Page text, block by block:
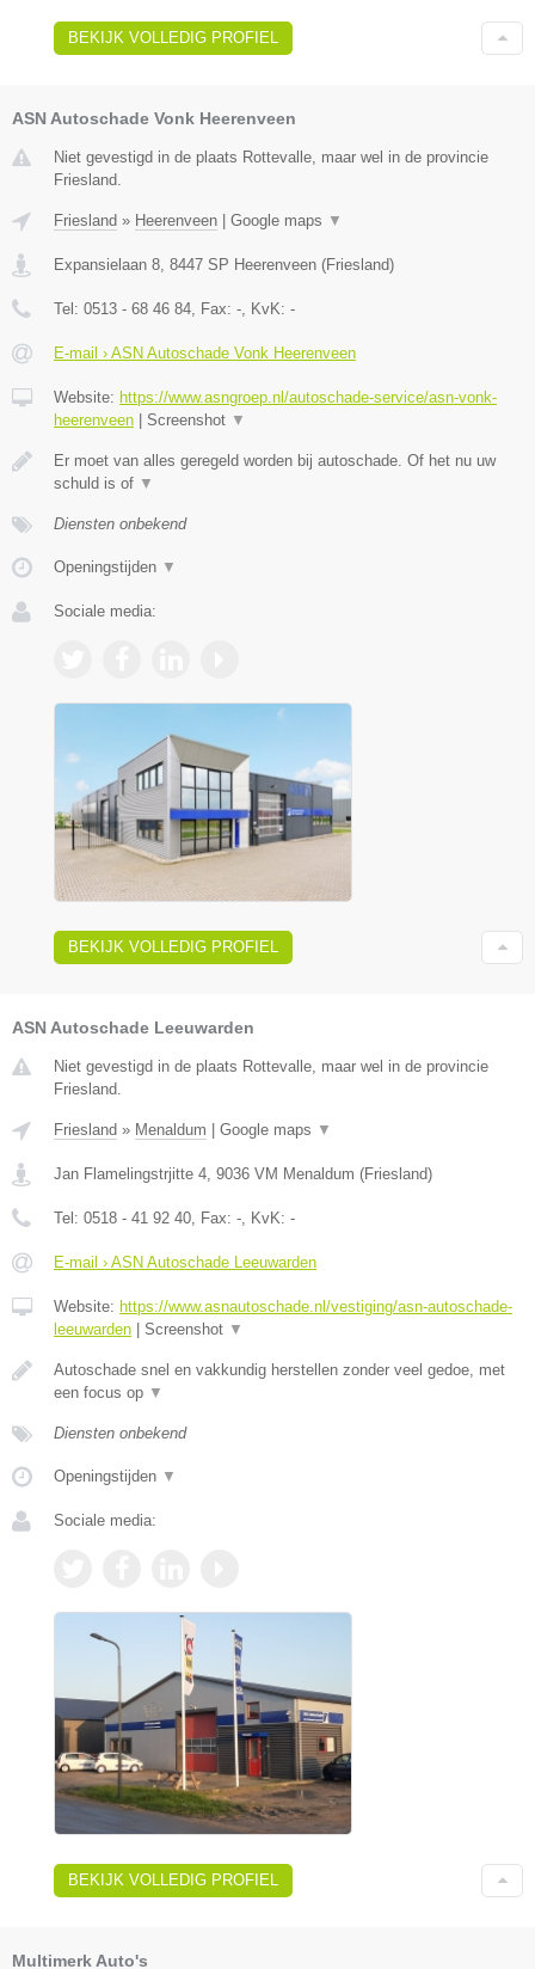
BEKIJK VOLLEDIG PROFIEL
ASN Autoschade Vonk Heerenveen
Niet gevestigd in de plaats Rottevalle, maar wel in de provincie
Friesland.
Friesland » Heerenveen Google maps ▼
Expansielaan 8, 8447 SP Heerenveen (Friesland)
Tel: 0513 - 68 46 84, Fax: -, KvK: -
E-mail › ASN Autoschade Vonk Heerenveen
Website: https://www.asngroep.nl/autoschade-service/asn-vonk-
heerenveen
Screenshot ▼
Er moet van alles geregeld worden bij autoschade. Of het nu uw
schuld is of ▼
Diensten onbekend
Openingstijden ▼
Sociale media:
BEKIJK VOLLEDIG PROFIEL
ASN Autoschade Leeuwarden
Niet gevestigd in de plaats Rottevalle, maar wel in de provincie
Friesland.
Friesland » Menaldum Google maps ▼
Jan Flamelingstrjitte 4 9036 VM Menaldum (Friesland)
Tel: 0518 - 41 92 40 , Fax: - , KvK: -
E-mail › ASN Autoschade Leeuwarden
Website: https://www.asnautoschade.nl/vestiging/asn-autoschade-
leeuwarden
Screenshot ▼
Autoschade snel en vakkundig herstellen zonder veel gedoe, met
een focus op ▼
Diensten onbekend
Openingstijden ▼
Sociale media:
BEKIJK VOLLEDIG PROFIEL
Multimerk Auto's